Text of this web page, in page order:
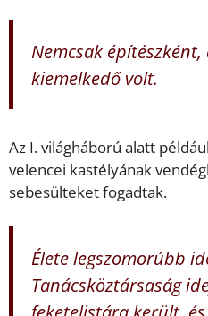
Nemcsak
kiemelkedő volt.
Az I. világháború alatt
velencei kastélyának
sebesülteket fogadtak.
Élete legszomorúbb
Tanácsköztársaság